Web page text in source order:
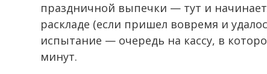
праздничной выпечки — тут и
раскладе (если пришел вовремя и
испытание — очередь на кассу, в
минут.